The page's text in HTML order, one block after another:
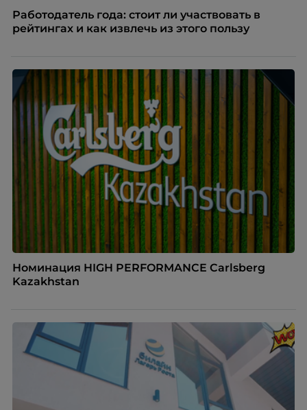
Работодатель года: стоит ли участвовать в
рейтингах и как извлечь из этого пользу
Номинация HIGH PERFORMANCE Carlsberg
Kazakhstan